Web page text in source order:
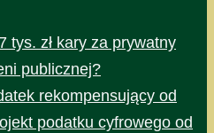
tys. zł kary za prywatny
publicznej?
rekompensujący od
podatku cyfrowego od